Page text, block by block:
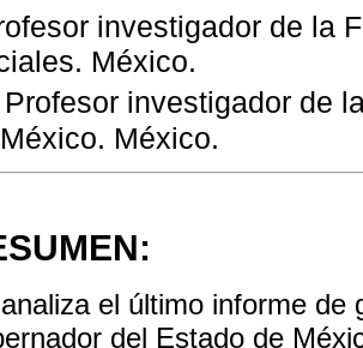
investigador de la
México.
investigador de
México.
el último informe de
del Estado de